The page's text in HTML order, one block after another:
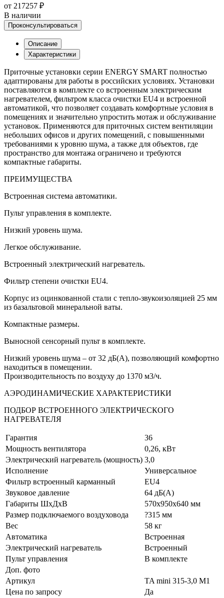
от 217257 ₽
В наличии
Проконсультироваться
Описание
Характеристики
Приточные установки серии ENERGY SMART полностью
адаптированы для работы в российских условиях. Установки
поставляются в комплекте со встроенным электрическим
нагревателем, фильтром класса очистки EU4 и встроенной
автоматикой, что позволяет создавать комфортные условия в
помещениях и значительно упростить мотаж и обслуживание
установок. Применяются для приточных систем вентиляции
небольших офисов и других помещений, с повышенными
требованиями к уровню шума, а также для объектов, где
пространство для монтажа ограничено и требуются
компактные габариты.
ПРЕИМУЩЕСТВА
Встроенная система автоматики.
Пульт управления в комплекте.
Низкий уровень шума.
Легкое обслуживание.
Встроенный электрический нагреватель.
Фильтр степени очистки EU4.
Корпус из оцинкованной стали с тепло-звукоизоляцией 25 мм
из базальтовой минеральной ваты.
Компактные размеры.
Выносной сенсорный пульт в комплекте.
Низкий уровень шума – от 32 дБ(А), позволяющий комфортно
находиться в помещении.
Производительность по воздуху до 1370 м3/ч.
АЭРОДИНАМИЧЕСКИЕ ХАРАКТЕРИСТИКИ
ПОДБОР ВСТРОЕННОГО ЭЛЕКТРИЧЕСКОГО
НАГРЕВАТЕЛЯ
Гарантия
36
Мощность вентилятора
0,26, кВт
Электрический нагреватель (мощность) 3,0
Исполнение
Универсальное
Фильтр встроенный карманный
EU4
Звуковое давление
64 дБ(А)
Габариты ШхДхВ
570х950х640 мм
Размер подключаемого воздуховода
?315 мм
Вес
58 кг
Автоматика
Встроенная
Электрический нагреватель
Встроенный
Пульт управления
В комплекте
Доп. фото
Артикул
TA mini 315-3,0 M1
Цена по запросу
Да